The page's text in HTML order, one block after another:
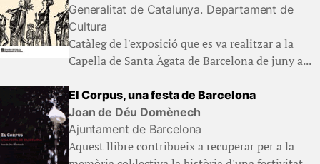
Generalitat de Catalunya. Departament de
Cultura
Catàleg de l'exposició que es va realitzar a la
Capella de Santa Àgata de Barcelona de juny a...
El Corpus, una festa de Barcelona
Joan de Déu Domènech
Ajuntament de Barcelona
Aquest llibre contribueix a recuperar per a la